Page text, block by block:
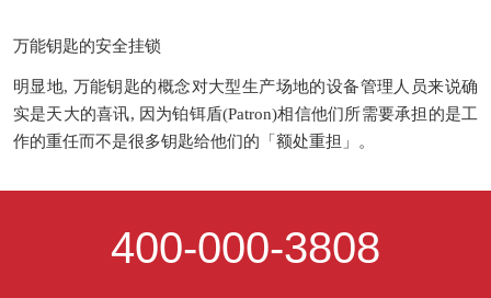
万能钥匙的安全挂锁
明显地, 万能钥匙的概念对大型生产场地的设备管理人员来说确
实是天大的喜讯, 因为铂铒盾(Patron)相信他们所需要承担的是工
作的重任而不是很多钥匙给他们的「额处重担」。
400-000-3808